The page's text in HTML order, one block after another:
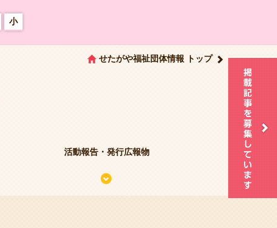
小
せたがや福祉団体情報 トップ
活動報告・発行広報物